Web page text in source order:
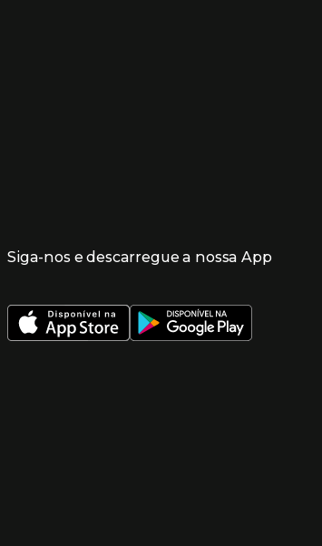
Siga-nos e descarregue a nossa App